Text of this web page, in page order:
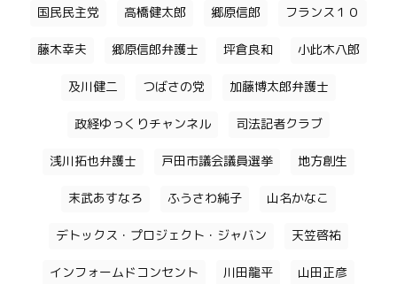
国民民主党 高橋健太郎 郷原信郎 フランス１０
藤木幸夫 郷原信郎弁護士 坪倉良和 小此木八郎
及川健二 つばさの党 加藤博太郎弁護士
政経ゆっくりチャンネル 司法記者クラブ
浅川拓也弁護士 戸田市議会議員選挙 地方創生
末武あすなろ ふうさわ純子 山名かなこ
デトックス・プロジェクト・ジャバン 天笠啓祐
インフォームドコンセント 川田龍平 山田正彦